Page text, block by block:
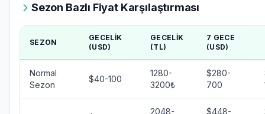
Sezon Bazlı Fiyat Karşılaştırması
SEZON
GECELIK
(USD)
GECELIK
(TL)
7 GECE
(USD)
Normal
Sezon
$40-100
1280-
3200₺
$280-
700
2048- $448-